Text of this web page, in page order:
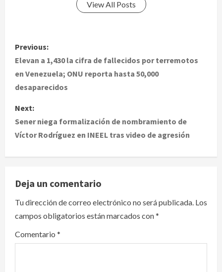
View All Posts
P
o
s
t
n
i
g
a
Previous:
Elevan a 1,430 la cifra de fallecidos por terremotos
en Venezuela; ONU reporta hasta 50,000
desaparecidos
Next:
Sener niega formalización de nombramiento de
Víctor Rodríguez en INEEL tras video de agresión
Deja un comentario
Tu dirección de correo electrónico no será publicada. Los
campos obligatorios están marcados con*
Comentario *